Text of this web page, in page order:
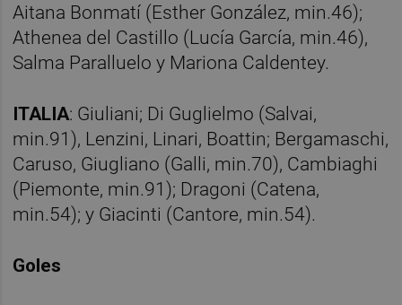
Aitana Bonmatí (Esther González, min.46);
Athenea del Castillo (Lucía García, min.46),
Salma Paralluelo y Mariona Caldentey.
ITALIA: Giuliani; Di Guglielmo (Salvai,
min.91), Lenzini, Linari, Boattin; Bergamaschi,
Caruso, Giugliano (Galli, min.70), Cambiaghi
(Piemonte, min.91); Dragoni (Catena,
min.54); y Giacinti (Cantore, min.54).
Goles